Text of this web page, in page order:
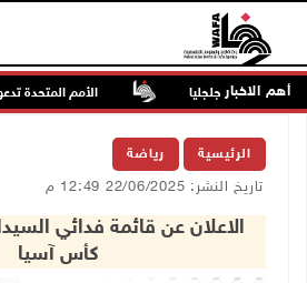
أهم الاخبار
في قرية جلجليا الأمم المتحدة تدعو
الرئيسية رياضة
تاريخ النشر: 22/06/2025 12:49 م
الاعلان عن قائمة فدائي
كأس آسيا